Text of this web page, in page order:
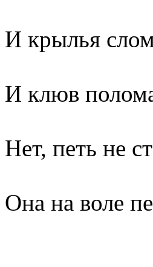
И крылья
И клюв
Нет, петь не
Она на воле